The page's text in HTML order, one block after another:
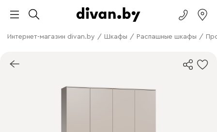
Интернет-магазин divan.by / Шкафы / Распашные шкафы /